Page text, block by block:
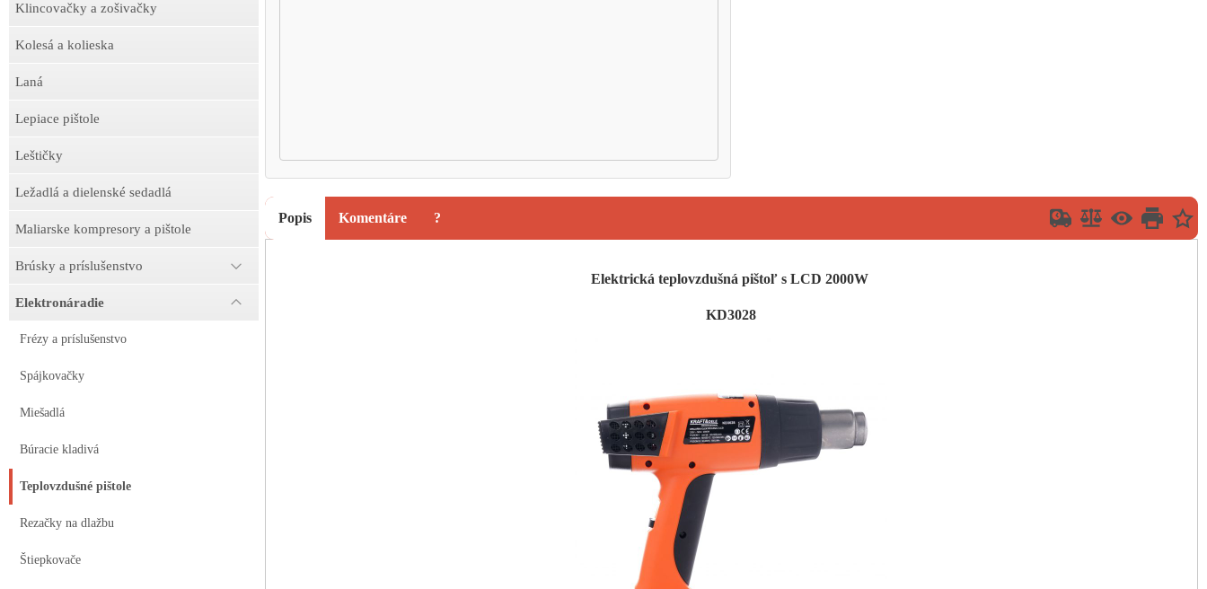
Klincovačky a zošivačky
Kolesá a kolieska
Laná
Lepiace pištole
Leštičky
Ležadlá a dielenské sedadlá
Maliarske kompresory a pištole
Brúsky a príslušenstvo
Elektronáradie
Frézy a príslušenstvo
Spájkovačky
Miešadlá
Búracie kladivá
Teplovzdušné pištole
Rezačky na dlažbu
Štiepkovače
Popis Komentáre ?
Elektrická teplovzdušná pištoľ s LCD 2000W
KD3028